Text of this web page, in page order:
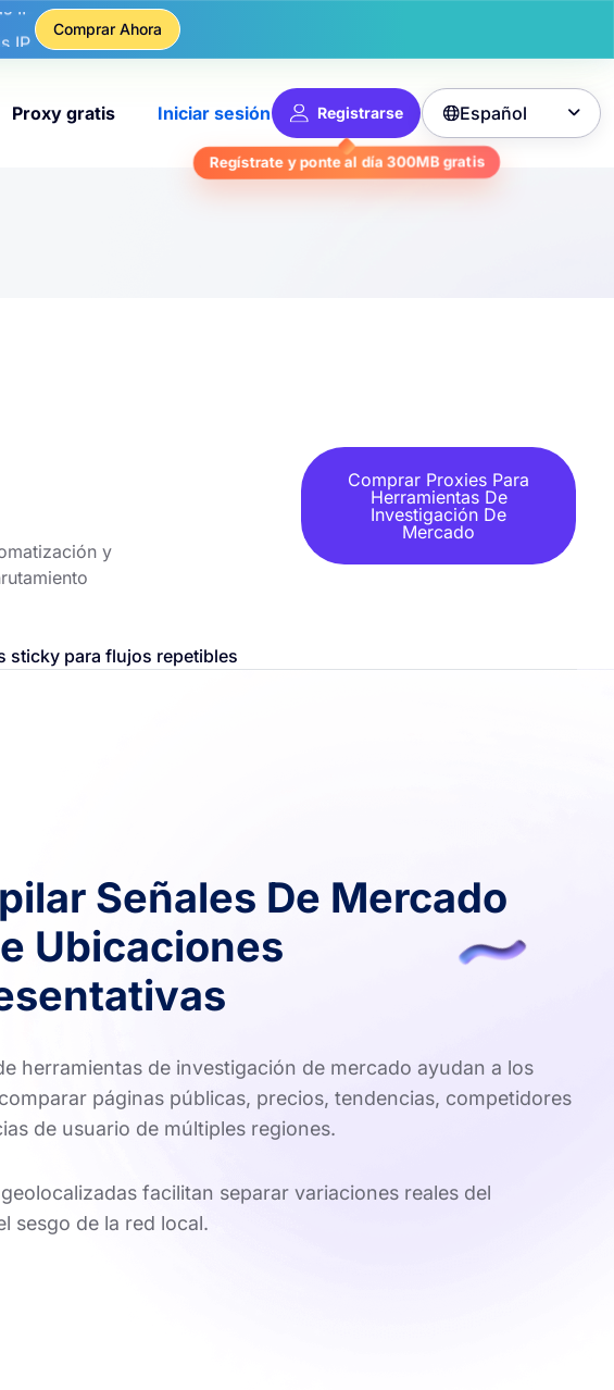
IP
Comprar Ahora
Proxy gratis Iniciar sesión Registrarse
Regístrate y ponte al día 300MBgratis
Español 
y
Comprar Proxies Para
Herramientas De
Investigación De
Mercado
sticky para flujos repetibles
Señales De Mercado
Ubicaciones
herramientas de investigación de mercado ayudan a los
páginas públicas, precios, tendencias, competidores
de usuario de múltiples regiones.
facilitan separar variaciones reales del
sesgo de la red local.